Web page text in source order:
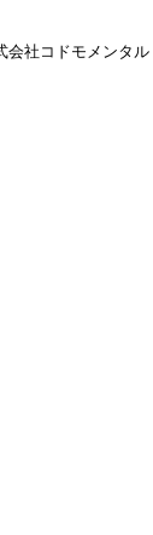
会社コドモメンタル